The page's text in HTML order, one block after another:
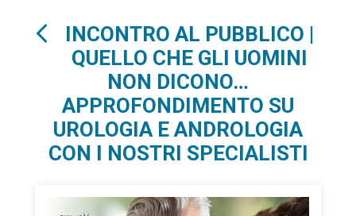
INCONTRO AL PUBBLICO |
QUELLO CHE GLI UOMINI
NON DICONO…
APPROFONDIMENTO SU
UROLOGIA E ANDROLOGIA
CON I NOSTRI SPECIALISTI